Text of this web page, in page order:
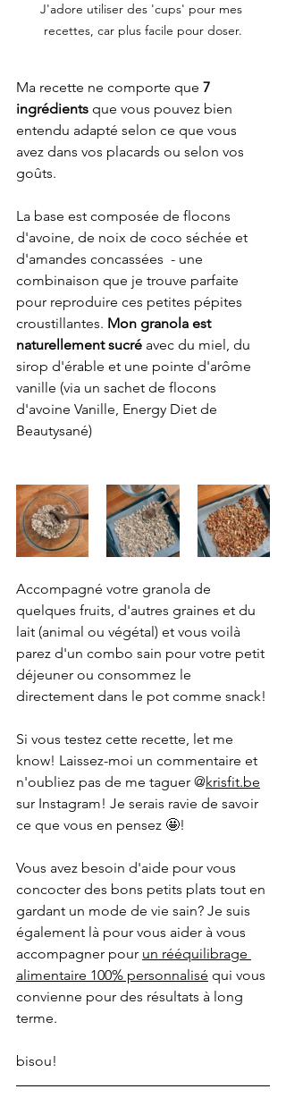
J'adore utiliser des 'cups' pour mes
recettes, car plus facile pour doser.
Ma recette ne comporte que 7
ingrédients que vous pouvez bien
entendu adapté selon ce que vous
avez dans vos placards ou selon vos
goûts.
La base est composée de flocons
d'avoine, de noix de coco séchée et
d'amandes concassées  - une
combinaison que je trouve parfaite
pour reproduire ces petites pépites
croustillantes. Mon granola est
naturellement sucré avec du miel, du
sirop d'érable et une pointe d'arôme
vanille (via un sachet de flocons
d'avoine Vanille, Energy Diet de
Beautysané)
Accompagné votre granola de
quelques fruits, d'autres graines et du
lait (animal ou végétal) et vous voilà
parez d'un combo sain pour votre petit
déjeuner ou consommez le
directement dans le pot comme snack!
Si vous testez cette recette, let me
know! Laissez-moi un commentaire et
n'oubliez pas de me taguer @krisfit.be
sur Instagram! Je serais ravie de savoir
ce que vous en pensez 🤩!
Vous avez besoin d'aide pour vous
concocter des bons petits plats tout en
gardant un mode de vie sain? Je suis
également là pour vous aider à vous
accompagner pour un rééquilibrage
alimentaire 100% personnalisé qui vous
convienne pour des résultats à long
terme.
bisou!